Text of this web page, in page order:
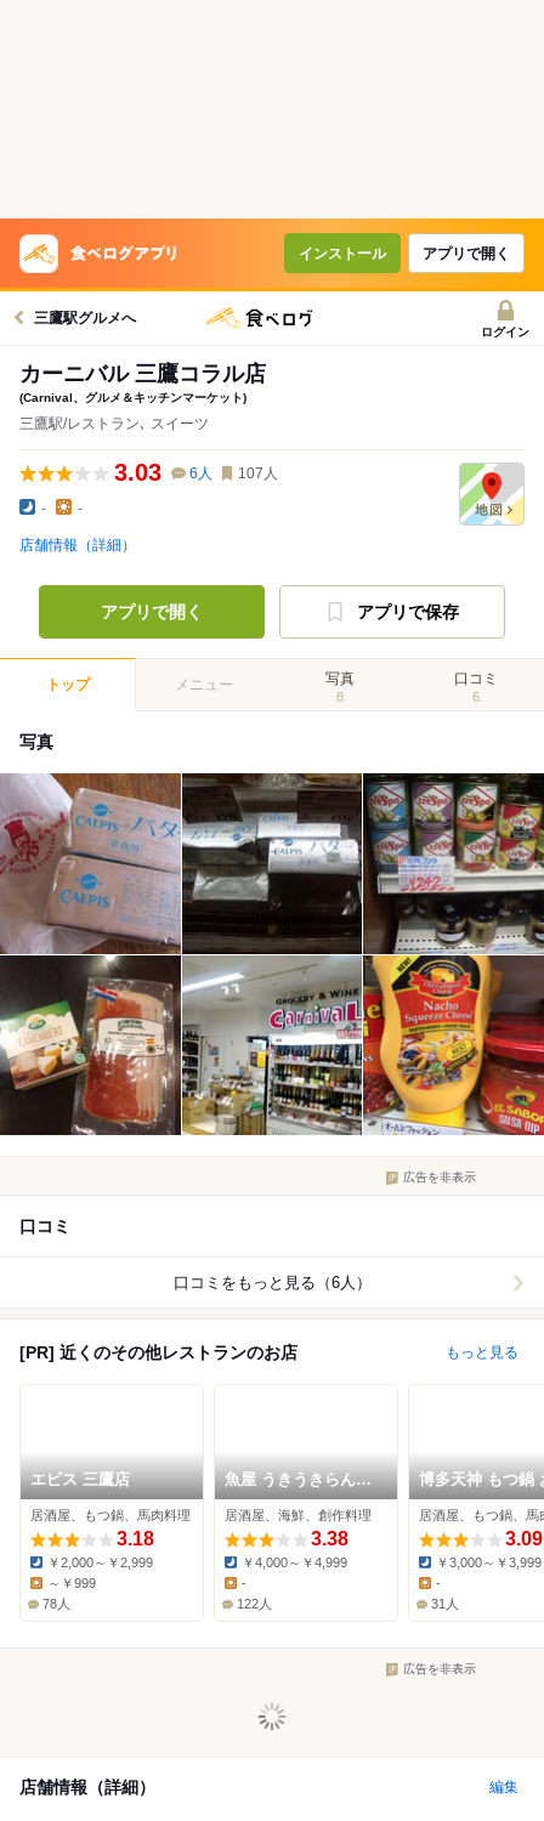
インストール アプリで開く
三鷹駅グルメへ
ログイン
カーニバル 三鷹コラル店
(Carnival、グルメ＆キッチンマーケット)
三鷹駅/レストラン､ スイーツ
3.03 6 人 107 人
- -
店舗情報（詳細）
アプリで開く アプリで保存
トップ メニュー 写真
8
口コミ
6
写真
広告を非表示
口コミ
口コミをもっと見る（6人）
[PR] 近くのその他レストランのお店 もっと見る
エビス 三鷹店
居酒屋、もつ鍋、馬肉料理
3.18
Dinner:
￥2,000～￥2,999
Lunch:
～￥999
78人
魚屋 うきうきらんら
ん 三鷹
居酒屋、海鮮、創作料理
3.38
Dinner:
￥4,000～￥4,999
-
122人
博多天神 もつ鍋
福 三鷹店
居酒屋、もつ鍋、馬
3.09
Dinner:
￥3,000～￥3,999
Lunch:
-
31人
広告を非表示
店舗情報（詳細） 編集